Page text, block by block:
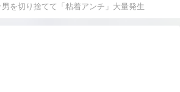
を切り捨てて「粘着アンチ」大量発生